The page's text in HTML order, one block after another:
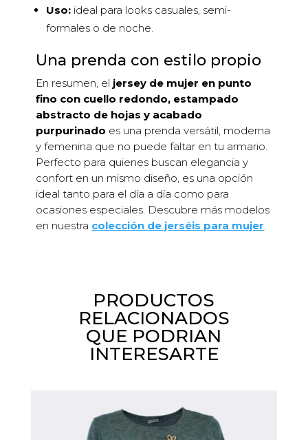
Uso: ideal para looks casuales, semi-
formales o de noche.
Una prenda con estilo propio
En resumen, el jersey de mujer en punto
fino con cuello redondo, estampado
abstracto de hojas y acabado
purpurinado es una prenda versátil, moderna
y femenina que no puede faltar en tu armario.
Perfecto para quienes buscan elegancia y
confort en un mismo diseño, es una opción
ideal tanto para el día a día como para
ocasiones especiales. Descubre más modelos
en nuestra colección de jerséis para mujer.
PRODUCTOS
RELACIONADOS
QUE PODRIAN
INTERESARTE